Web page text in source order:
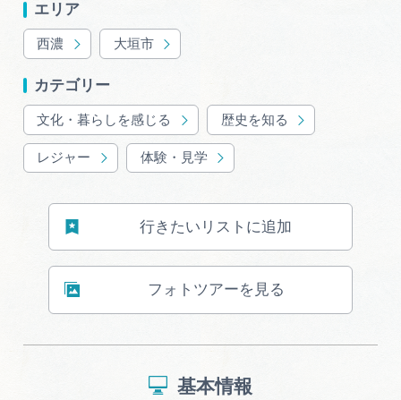
岐阜県まるごと観光エリアガイド
旅行会社・観光事業者の皆様へ
フォトライブラリー
動画ライブラリー
エリア
西濃 大垣市
カテゴリー
文化・暮らしを感じる 歴史を知る
レジャー 体験・見学
行きたいリストに追加
フォトツアーを見る
基本情報